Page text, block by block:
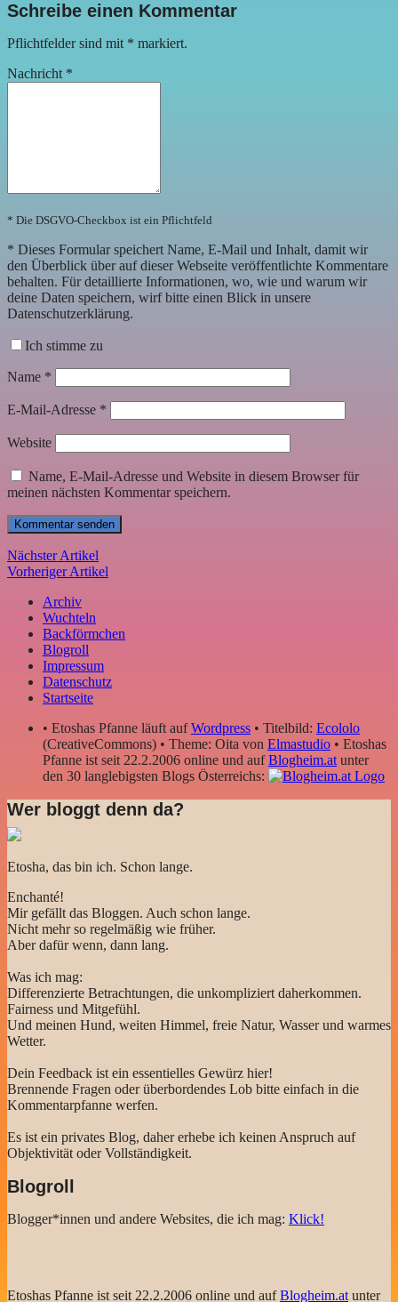
Schreibe einen Kommentar
Pflichtfelder sind mit * markiert.
Nachricht *
* Die DSGVO-Checkbox ist ein Pflichtfeld
* Dieses Formular speichert Name, E-Mail und Inhalt, damit wir
den Überblick über auf dieser Webseite veröffentlichte Kommentare
behalten. Für detaillierte Informationen, wo, wie und warum wir
deine Daten speichern, wirf bitte einen Blick in unsere
Datenschutzerklärung.
Ich stimme zu
Name *
E-Mail-Adresse *
Website
Name, E-Mail-Adresse und Website in diesem Browser für
meinen nächsten Kommentar speichern.
Nächster Artikel
Vorheriger Artikel
Archiv
Wuchteln
Backförmchen
Blogroll
Impressum
Datenschutz
Startseite
• Etoshas Pfanne läuft aufWordpress • Titelbild: Ecololo
(CreativeCommons) • Theme: Oita von Elmastudio • Etoshas
Pfanne ist seit 22.2.2006 online und aufBlogheim.atunter
den 30 langlebigsten Blogs Österreichs:
Wer bloggt denn da?
Etosha, das bin ich. Schon lange.
Enchanté!
Mir gefällt das Bloggen. Auch schon lange.
Nicht mehr so regelmäßig wie früher.
Aber dafür wenn, dann lang.
Was ich mag:
Differenzierte Betrachtungen, die unkompliziert daherkommen.
Fairness und Mitgefühl.
Und meinen Hund, weiten Himmel, freie Natur, Wasser und warmes
Wetter.
Dein Feedback ist ein essentielles Gewürz hier!
Brennende Fragen oder überbordendes Lob bitte einfach in die
Kommentarpfanne werfen.
Es ist ein privates Blog, daher erhebe ich keinen Anspruch auf
Objektivität oder Vollständigkeit.
Blogroll
Blogger*innen und andere Websites, die ich mag: Klick!
Etoshas Pfanne ist seit 22.2.2006 online und aufBlogheim.at unter